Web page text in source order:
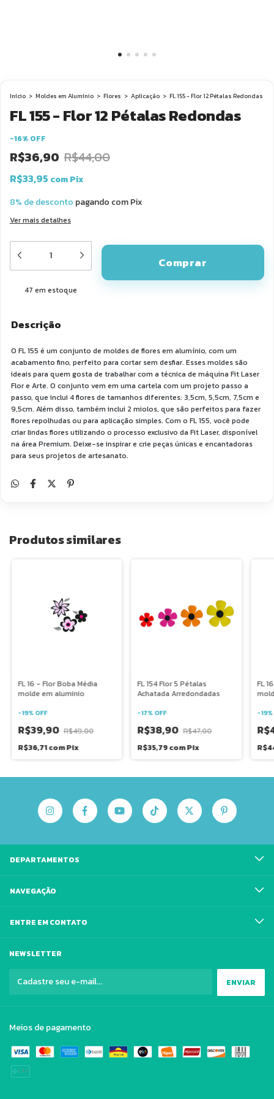
Início > Moldes em Alumínio > Flores > Aplicação > FL 155 - Flor 12 Pétalas Redondas
FL 155 - Flor 12 Pétalas Redondas
-16% OFF
R$36,90 R$44,00
R$33,95 comPix
8% de desconto pagando com Pix
Ver mais detalhes
47 em estoque
Descrição
O FL 155 é um conjunto de moldes de flores em alumínio, com um
acabamento fino, perfeito para cortar sem desfiar. Esses moldes são
ideais para quem gosta de trabalhar com a técnica de máquina Fit Laser
Flor e Arte. O conjunto vem em uma cartela com um projeto passo a
passo, que inclui 4 flores de tamanhos diferentes: 3,5cm, 5,5cm, 7,5cm e
9,5cm. Além disso, também inclui 2 miolos, que são perfeitos para fazer
flores repolhudas ou para aplicação simples. Com o FL 155, você pode
criar lindas flores utilizando o processo exclusivo da Fit Laser, disponível
na área Premium. Deixe-se inspirar e crie peças únicas e encantadoras
para seus projetos de artesanato.
Produtos similares
FL 16 - Flor Boba Média
molde em aluminio
-19% OFF
R$39,90 R$49,00
R$36,71comPix
FL 154 Flor 5 Pétalas
Achatada Arredondadas
-17% OFF
R$38,90 R$47,00
R$35,79comPix
FL
-19%
DEPARTAMENTOS
NAVEGAÇÃO
ENTRE EM CONTATO
NEWSLETTER
Meios de pagamento